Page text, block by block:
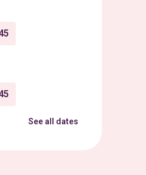
See all dates